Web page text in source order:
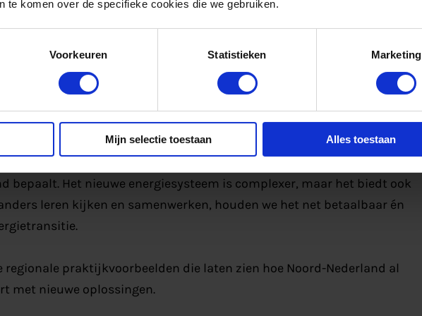
te komen over de specifieke cookies die we gebruiken.
Voorkeuren Statistieken Marketing
Mijn selectie toestaan Alles toestaan
maar steeds vaker zowel producent, verbruiker als flexibiliteitspartner.
anders kan worden gestuurd of dat samenwerking met
ruimte oplevert die er op het eerste gezicht niet lijkt te zijn.
duidelijk: de energietransitie vraagt om een gezamenlijke inspanning.
maar het is niet voldoende. Het is juist de combinatie van technische
bepaalt. Het nieuwe energiesysteem is complexer, maar het biedt ook
leren kijken en samenwerken, houden we het net betaalbaar én
regionale praktijkvoorbeelden die laten zien hoe Noord-Nederland al
met nieuwe oplossingen.